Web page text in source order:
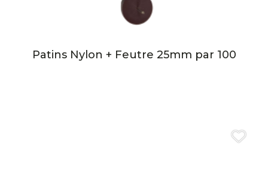
Patins Nylon + Feutre 25mm par 100